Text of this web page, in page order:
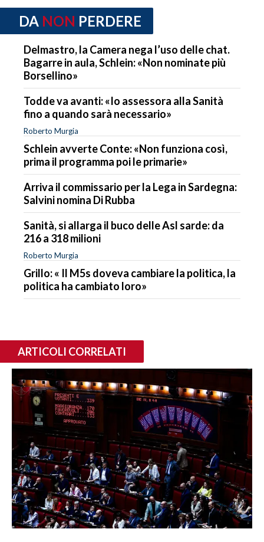
DA NON PERDERE
Delmastro, la Camera nega l’uso delle chat.
Bagarre in aula, Schlein: «Non nominate più
Borsellino»
Todde va avanti: «Io assessora alla Sanità
fino a quando sarà necessario»
Roberto Murgia
Schlein avverte Conte: «Non funziona così,
prima il programma poi le primarie»
Arriva il commissario per la Lega in Sardegna:
Salvini nomina Di Rubba
Sanità, si allarga il buco delle Asl sarde: da
216 a 318 milioni
Roberto Murgia
Grillo: « Il M5s doveva cambiare la politica, la
politica ha cambiato loro»
ARTICOLI CORRELATI